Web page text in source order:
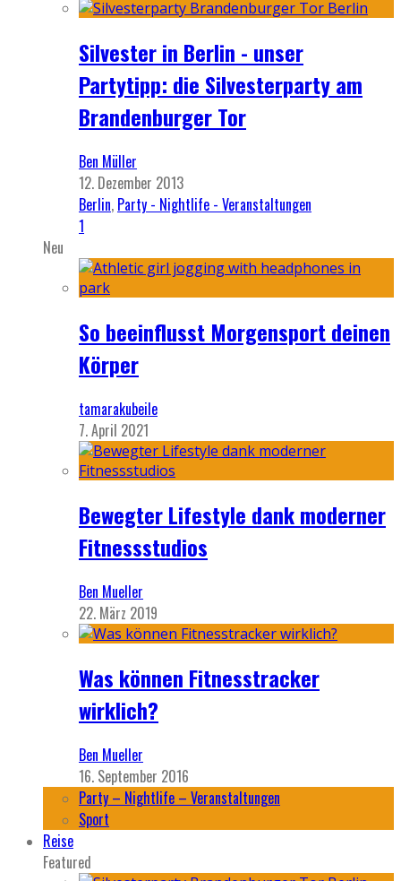
Silvester in Berlin - unser
Partytipp: die Silvesterparty am
Brandenburger Tor
Ben Müller
12. Dezember 2013
Berlin, Party - Nightlife - Veranstaltungen
1
Neu
So beeinflusst Morgensport deinen
Körper
tamarakubeile
7. April 2021
Bewegter Lifestyle dank moderner
Fitnessstudios
Ben Mueller
22. März 2019
Was können Fitnesstracker
wirklich?
Ben Mueller
16. September 2016
Party – Nightlife – Veranstaltungen
Sport
Reise
Featured